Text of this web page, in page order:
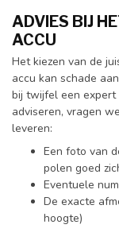
ADVIES BIJ
ACCU
Het kiezen van de
accu kan schade
bij twijfel een expert
adviseren, vragen
leveren:
Een foto van
polen goed
Eventuele
De exacte
hoogte)